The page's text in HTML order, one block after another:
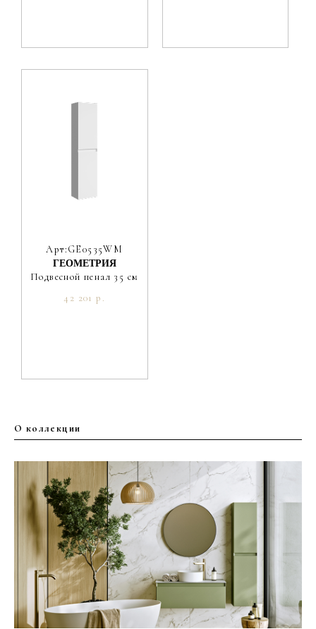
Арт:GE0535WM
ГЕОМЕТРИЯ
Подвесной пенал 35 см
42 201 р.
О коллекции